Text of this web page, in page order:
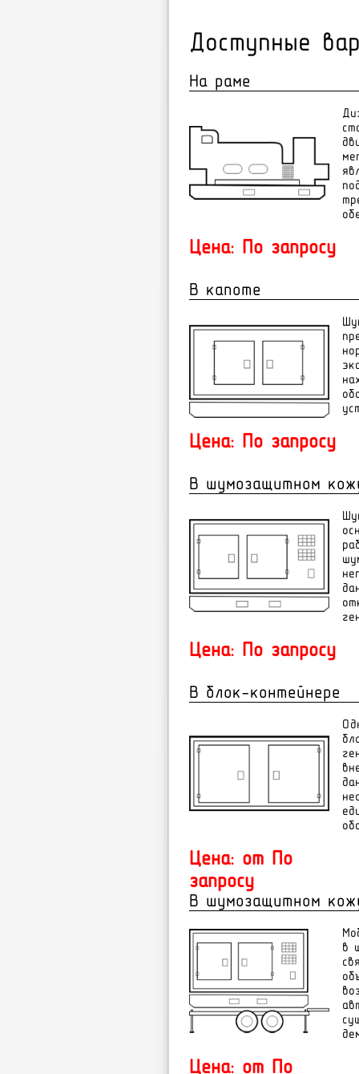
Доступные
На раме
Цена: По запросу
В капоте
Цена: По запросу
В шумозащитном
Цена: По запросу
В блок-контейнере
Цена: от По
запросу
В шумозащитном
в
Цена: от По